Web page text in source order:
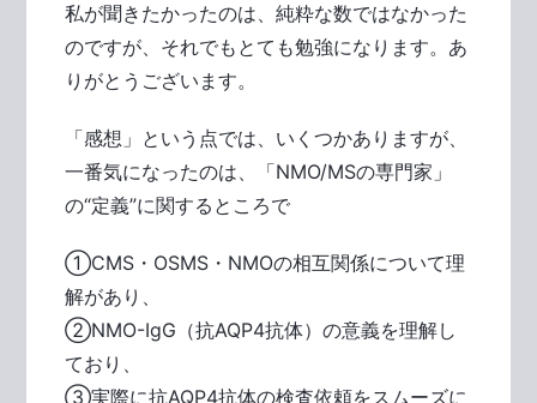
私が聞きたかったのは、純粋な数ではなかった
のですが、それでもとても勉強になります。あ
りがとうございます。
「感想」という点では、いくつかありますが、
一番気になったのは、「NMO/MSの専門家」
の“定義”に関するところで
①CMS・OSMS・NMOの相互関係について理
解があり、
②NMO-IgG（抗AQP4抗体）の意義を理解し
ており、
③実際に抗AQP4抗体の検査依頼をスムーズに